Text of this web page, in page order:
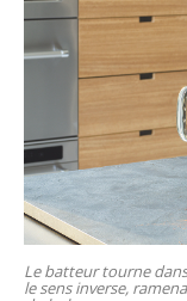
Le batteur tourne
le sens inverse,